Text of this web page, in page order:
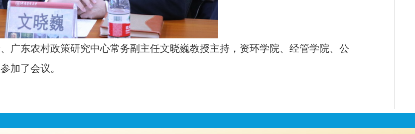
广东农村政策研究中心常务副主任文晓巍教授主持，资环学院、经管学院、公
加了会议。